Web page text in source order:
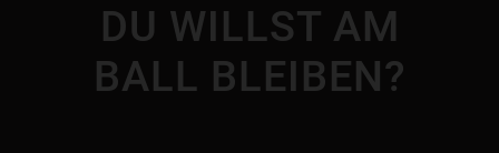
DU WILLST AM
BALL BLEIBEN?